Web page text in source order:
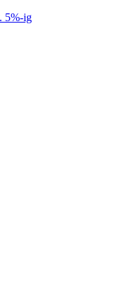
5%-ig